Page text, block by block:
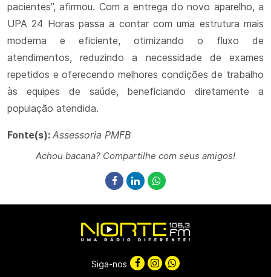
pacientes”, afirmou. Com a entrega do novo aparelho, a
UPA 24 Horas passa a contar com uma estrutura mais
moderna e eficiente, otimizando o fluxo de
atendimentos, reduzindo a necessidade de exames
repetidos e oferecendo melhores condições de trabalho
às equipes de saúde, beneficiando diretamente a
população atendida.
Fonte(s): Assessoria PMFB
Achou bacana? Compartilhe com seus amigos!
Siga-nos